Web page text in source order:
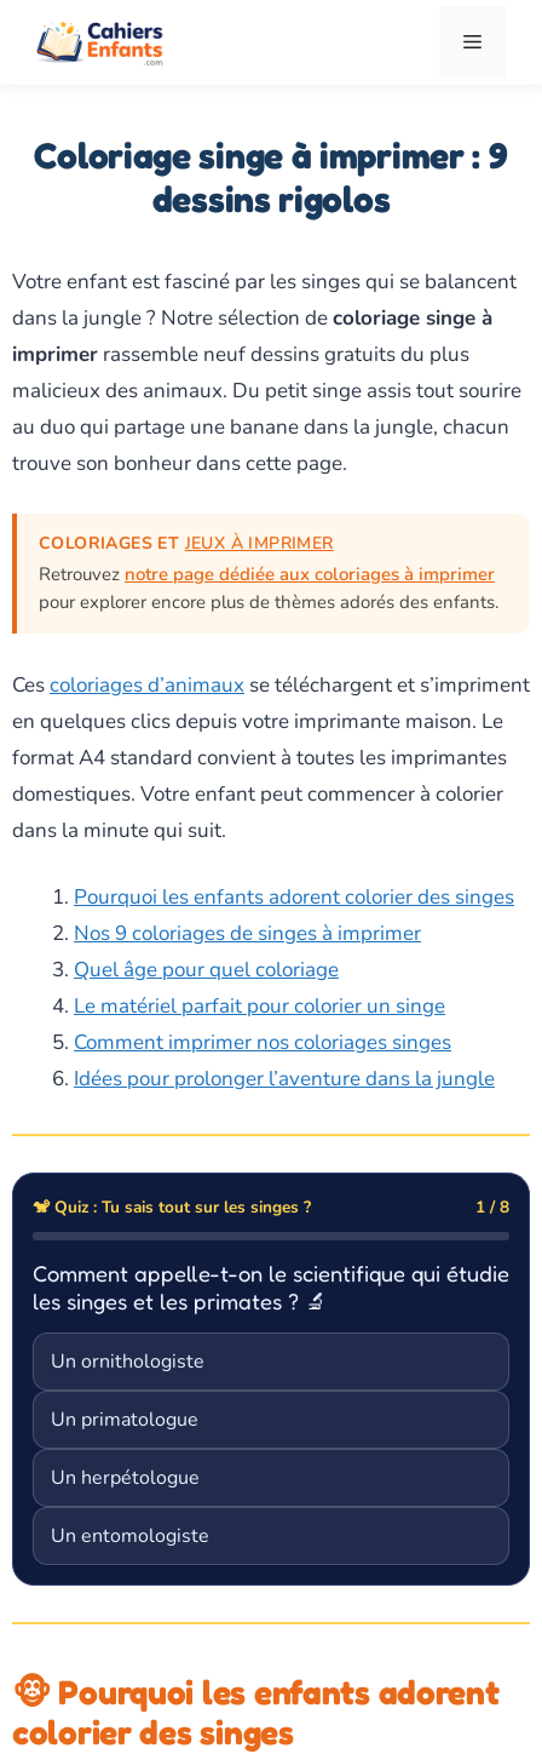
Menu
Coloriage singe à imprimer : 9
dessins rigolos
Votre enfant est fasciné par les singes qui se balancent
dans la jungle ? Notre sélection decoloriage singe à
imprimer rassemble neuf dessins gratuits du plus
malicieux des animaux. Du petit singe assis tout sourire
au duo qui partage une banane dans la jungle, chacun
trouve son bonheur dans cette page.
COLORIAGES ET JEUX À IMPRIMER
Retrouvez notre page dédiée aux coloriages à imprimer
pour explorer encore plus de thèmes adorés des enfants.
Cescoloriages d’animaux se téléchargent et s’impriment
en quelques clics depuis votre imprimante maison. Le
format A4 standard convient à toutes les imprimantes
domestiques. Votre enfant peut commencer à colorier
dans la minute qui suit.
Pourquoi les enfants adorent colorier des singes
Nos 9 coloriages de singes à imprimer
Quel âge pour quel coloriage
Le matériel parfait pour colorier un singe
Comment imprimer nos coloriages singes
Idées pour prolonger l’aventure dans la jungle
🐒 Quiz : Tu sais tout sur les singes ? 1 / 8
Comment appelle-t-on le scientifique qui étudie
les singes et les primates ? 🔬
Un ornithologiste
Un primatologue
Un herpétologue
Un entomologiste
🐵 Pourquoi les enfants adorent
colorier des singes